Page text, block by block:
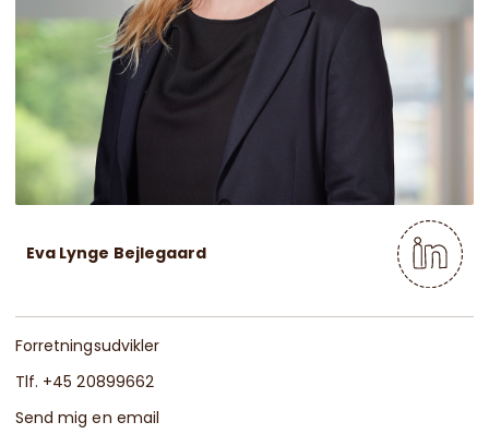
Eva Lynge Bejlegaard
Forretningsudvikler
Tlf. +45 20899662
Send mig en email